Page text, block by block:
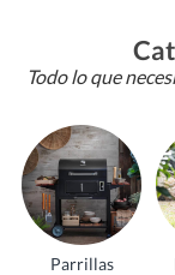
Todo lo que
Parrillas